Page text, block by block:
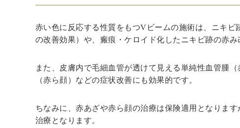
赤い色に反応する性質をもつVビームの施術は、ニキ
の改善効果）や、瘢痕・ケロイド化したニキビ跡の赤み
また、皮膚内で毛細血管が透けて見える単純性血管腫
（赤ら顔）などの症状改善にも効果的です。
ちなみに、赤あざや赤ら顔の治療は保険適用となりま
治療となります。